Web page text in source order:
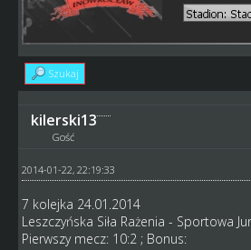
Szukaj
kilerski13
Gość
2014-01-22, 22:19:33
7 kolejka 24.01.2014
Leszczyńska Siła Rażenia - Sportowa
Pierwszy mecz: 10:2 ; Bonus: